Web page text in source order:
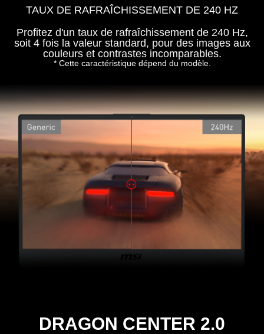
TAUX DE RAFRAÎCHISSEMENT DE 240 HZ
Profitez d'un taux de rafraîchissement de 240 Hz,
soit 4 fois la valeur standard, pour des images aux
couleurs et contrastes incomparables.
* Cette caractéristique dépend du modèle.
DRAGON CENTER 2.0